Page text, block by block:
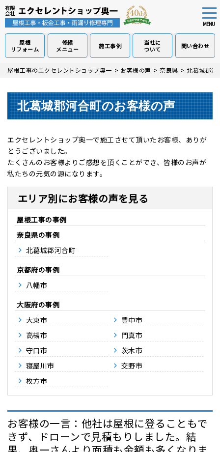
Skip
content
MENU
屋根
リフォーム
修繕
メニュー
施工事例
当社に
ついて
問い合わせ
屋根工事のエクセレントショップ奥一 > お客様の声 > 奈良県 > 北葛城郡河
北葛城郡河合町のお客様の声
エクセレントショップ奥一で施工させて頂いたお客様、ありが
とうございました。
たくさんのお客様よりご感想を頂くことができ、皆様のお声が
私たちの元気の源になります。
エリア別にお客様の声を見る
屋根工事
奈良県
北葛城郡河合町
京都府
八幡市
大阪府
大東市
豊中市
高槻市
門真市
守口市
茨木市
寝屋川市
交野市
枚方市
お客様の一言：他社は屋根に登ることもで
きず、ドローンで見積もりしました。結